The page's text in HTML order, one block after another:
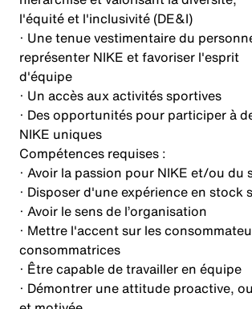
l'équité et l'inclusivité (DE&I)
· Une tenue vestimentaire du
représenter NIKE et favoriser l'esprit
d'équipe
· Un accès aux activités sportives
· Des opportunités pour participer à
NIKE uniques
Compétences requises :
· Avoir la passion pour NIKE et/ou du
· Disposer d'une expérience en stock
· Avoir le sens de l’organisation
· Mettre l'accent sur les
consommatrices
· Être capable de travailler en équipe
· Démontrer une attitude proactive,